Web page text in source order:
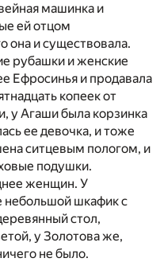
машинка и
ей отцом
она и существовала.
рубашки и женские
Ефросинья и продавала
копеек от
у Агаши была корзинка
ее девочка, и тоже
ситцевым пологом, и
подушки.
женщин. У
небольшой шкафик с
стол,
у Золотова же,
не было.